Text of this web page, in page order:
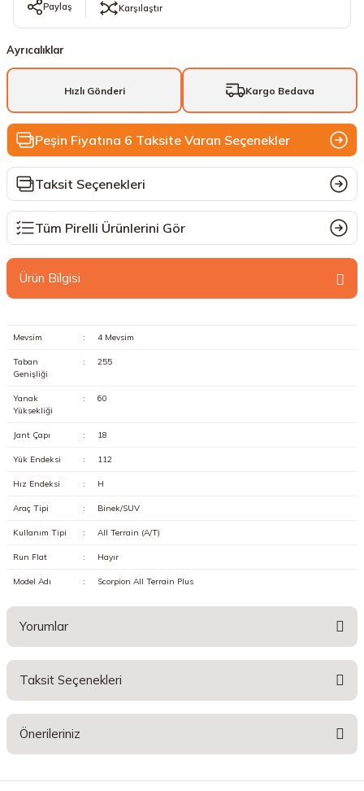
Paylaş Karşılaştır
Ayrıcalıklar
Hızlı Gönderi Kargo Bedava
Peşin Fiyatına 6 Taksite Varan Seçenekler
Taksit Seçenekleri
Tüm Pirelli Ürünlerini Gör
Ürün Bilgisi
Mevsim : 4 Mevsim
Taban
Genişliği
: 255
Yanak
Yüksekliği
: 60
Jant Çapı : 18
Yük Endeksi : 112
Hız Endeksi : H
Araç Tipi : Binek/SUV
Kullanım Tipi : All Terrain (A/T)
Run Flat : Hayır
Model Adı : Scorpion All Terrain Plus
Yorumlar
Taksit Seçenekleri
Önerileriniz